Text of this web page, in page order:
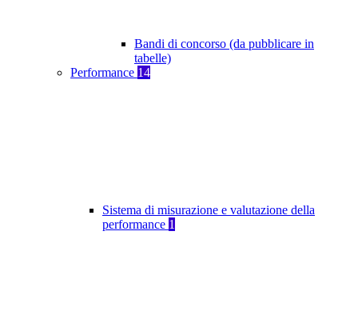
Bandi di concorso (da pubblicare in
tabelle)
Performance 14
Sistema di misurazione e valutazione della
performance 1